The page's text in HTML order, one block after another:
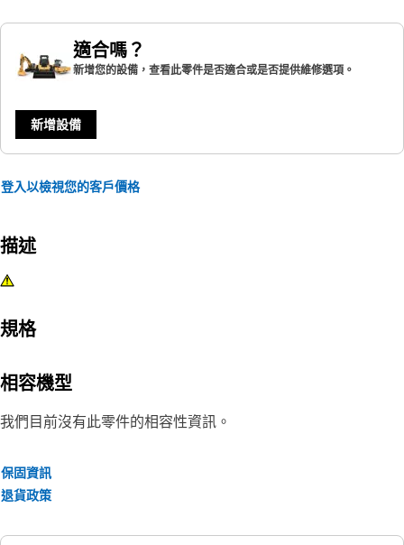
適合嗎？
新增您的設備，查看此零件是否適合或是否提供維修選項。
新增設備
登入以檢視您的客戶價格
描述
規格
相容機型
我們目前沒有此零件的相容性資訊。
保固資訊
退貨政策